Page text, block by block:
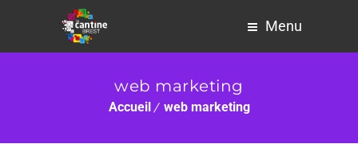
Menu
web marketing
Accueil web marketing